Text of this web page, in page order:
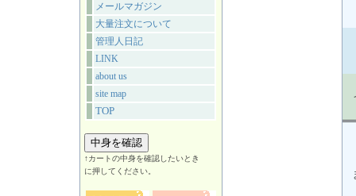
メールマガジン
大量注文について
管理人日記
LINK
about us
site map
TOP
↑カートの中身を確認したいとき
に押してください。